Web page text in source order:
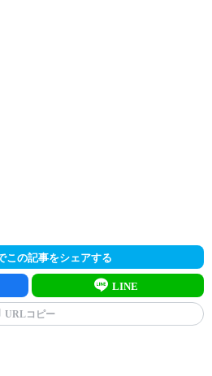
この記事をシェアする
LINE
URLコピー